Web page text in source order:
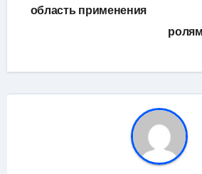
область применения